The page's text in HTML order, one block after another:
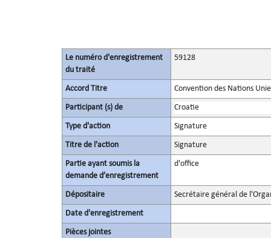
Le numéro d'enregistrement
du traité
59128
Accord Titre Convention des Nations
Participant (s) de Croatie
Type d'action Signature
Titre de l'action Signature
Partie ayant soumis la
demande d’enregistrement
d'office
Dépositaire Secrétaire général de
Date d'enregistrement
Pièces jointes